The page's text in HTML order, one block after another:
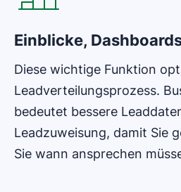
Einblicke,
Diese wichtige Funktion
Leadverteilungsprozess.
bedeutet bessere
Leadzuweisung, damit Sie
Sie wann ansprechen